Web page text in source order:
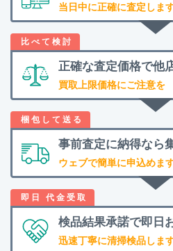
当日中に正確に査定しま
正確な査定価格で他
買取上限価格にご注意を
事前査定に納得なら
ウェブで簡単に申込めま
検品結果承諾で即日
迅速丁寧に清掃検品しま